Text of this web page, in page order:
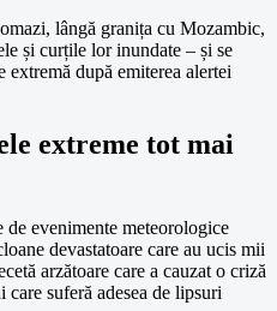
lângă granița cu Mozambic,
și curțile lor inundate – și se
extremă după emiterea alertei
extreme tot mai
evenimente meteorologice
devastatoare care au ucis mii
arzătoare care a cauzat o criză
suferă adesea de lipsuri